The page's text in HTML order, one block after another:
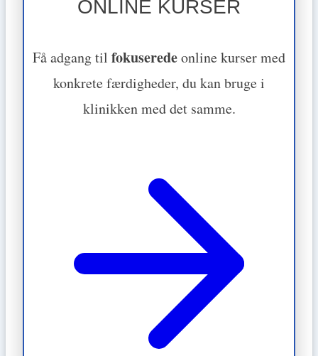
ONLINE KURSER
Få adgang til fokuseredeonline kurser med
konkrete færdigheder, du kan bruge i
klinikken med det samme.